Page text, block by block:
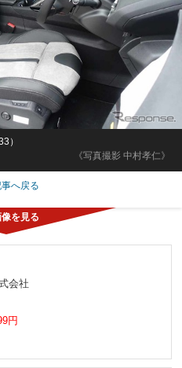
《写真撮影 中村孝仁》
）
事へ戻る
会社
円